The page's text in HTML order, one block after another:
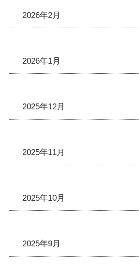
2026年2月
2026年1月
2025年12月
2025年11月
2025年10月
2025年9月